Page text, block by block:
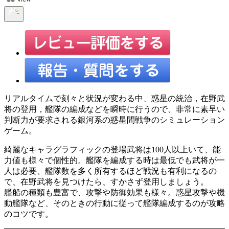
リアルタイムで刻々と状況が変わる中、惑星の統治，在野武
将の登用，艦隊の編成などを瞬時に行うので、非常に素早い
判断力が要求される銀河系の惑星間戦争のシミュレーション
ゲーム。
綺麗なキャラグラフィックの登場武将は100人以上いて、能
力値も様々で個性的。艦隊を編成する時は最低でも武将が一
人は必要、艦隊数を多く所有するほど戦況も有利になるの
で、在野武将を見つけたら、すかさず登用しましょう。
艦船の種類も豊富で、攻撃や防御効果も様々。惑星攻撃や機
動艦隊など、そのときの行動に従って艦隊編成するのが攻略
のコツです。